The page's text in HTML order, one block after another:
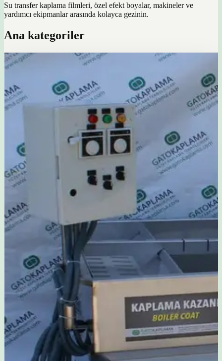
Su transfer kaplama filmleri, özel efekt boyalar, makineler ve
yardımcı ekipmanlar arasında kolayca gezinin.
Ana kategoriler